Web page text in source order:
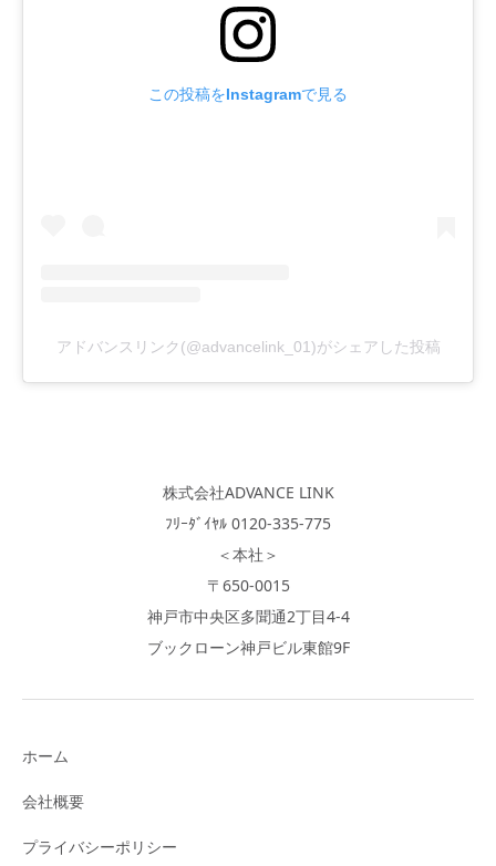
この投稿をInstagramで見る
アドバンスリンク(@advancelink_01)がシェアした投稿
株式会社ADVANCE LINK
ﾌﾘｰﾀﾞｲﾔﾙ 0120-335-775
＜本社＞
〒650-0015
神戸市中央区多聞通2丁目4-4
ブックローン神戸ビル東館9F
ホーム
会社概要
プライバシーポリシー